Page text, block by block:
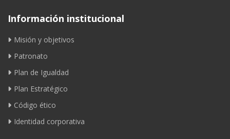
Información institucional
Misión y objetivos
Patronato
Plan de Igualdad
Plan Estratégico
Código ético
Identidad corporativa